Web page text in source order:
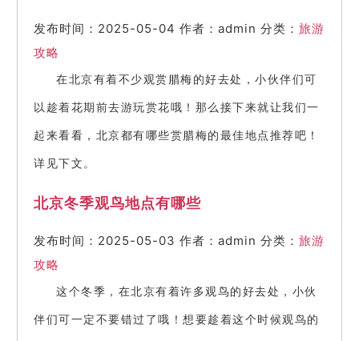
发布时间：2025-05-04 作者：admin 分类： 旅游
攻略
在北京有着不少观赏腊梅的好去处，小伙伴们可
以趁着花期前去游玩赏花哦！那么接下来就让我们一
起来看看，北京都有哪些赏腊梅的最佳地点推荐吧！
详见下文。
北京冬季观鸟地点有哪些
发布时间：2025-05-03 作者：admin 分类： 旅游
攻略
这个冬季，在北京有着许多观鸟的好去处，小伙
伴们可一定不要错过了哦！想要趁着这个时候观鸟的